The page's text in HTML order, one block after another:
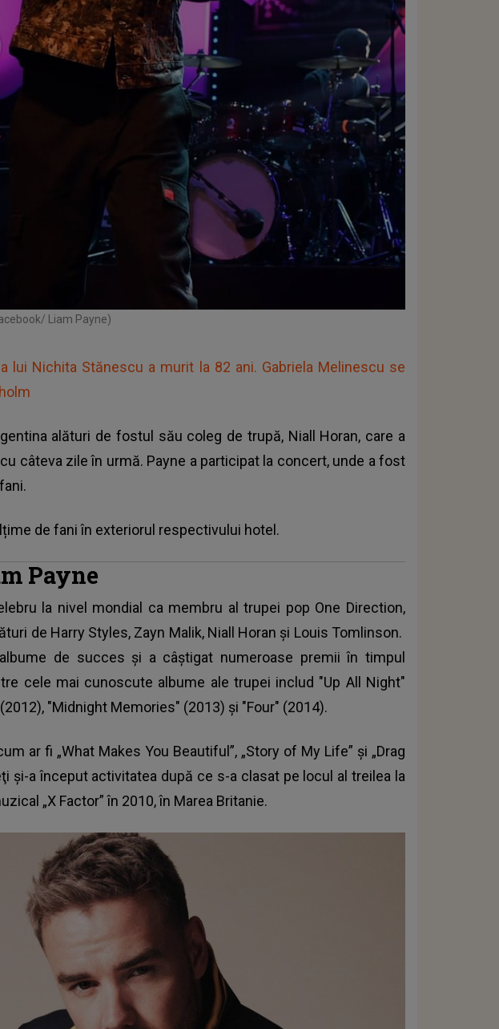
Liam Payne)
lui Nichita Stănescu a murit la 82 ani. Gabriela Melinescu se
alături de fostul său coleg de trupă, Niall Horan, care a
câteva zile în urmă. Payne a participat la concert, unde a fost
de fani în exteriorul respectivului hotel.
Payne
la nivel mondial ca membru al trupei pop One Direction,
de Harry Styles, Zayn Malik, Niall Horan şi Louis Tomlinson.
de succes și a câștigat numeroase premii în timpul
cele mai cunoscute albume ale trupei includ "Up All Night"
"Midnight Memories" (2013) și "Four" (2014).
ar fi „What Makes You Beautiful”, „Story of My Life” și „Drag
şi-a început activitatea după ce s-a clasat pe locul al treilea la
„X Factor” în 2010, în Marea Britanie.